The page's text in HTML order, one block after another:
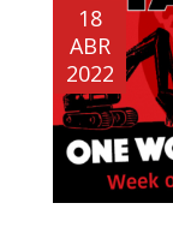
18
ABR
2022